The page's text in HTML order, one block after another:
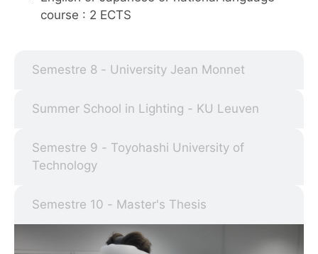
Semestre 8 - University Jean Monnet
Summer School in Lighting - KU Leuven
Semestre 9 - Toyohashi University of
Technology
Semestre 10 - Master's Thesis
course : 2 ECTS